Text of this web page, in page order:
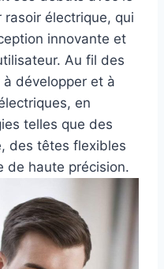
électrique, qui
innovante et
Au fil des
développer et à
en
telles que des
des têtes flexibles
de haute précision.